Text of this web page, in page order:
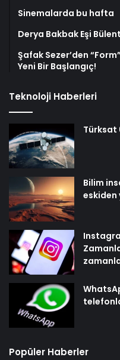
Sinemalarda bu hafta
Derya Bakbak Eşi
Şafak Sezer’den
Yeni Bir Başlangıç!
Teknoloji Haberleri
Türksat
Bilim
eskiden
Popüler Haberler